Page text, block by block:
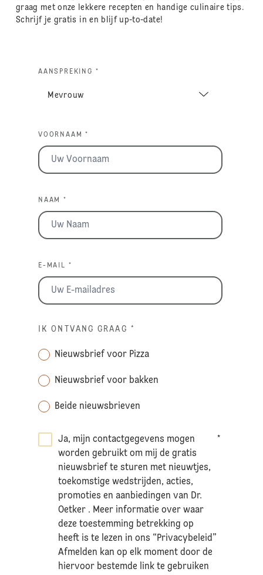
graag met onze lekkere recepten en handige culinaire tips.
Schrijf je gratis in en blijf up-to-date!
AANSPREKING *
VOORNAAM *
NAAM *
E-MAIL *
IK ONTVANG GRAAG *
Nieuwsbrief voor Pizza
Nieuwsbrief voor bakken
Beide nieuwsbrieven
Ja, mijn contactgegevens mogen
worden gebruikt om mij de gratis
nieuwsbrief te sturen met nieuwtjes,
toekomstige wedstrijden, acties,
promoties en aanbiedingen van Dr.
Oetker . Meer informatie over waar
deze toestemming betrekking op
heeft is te lezen in ons “Privacybeleid”
Afmelden kan op elk moment door de
hiervoor bestemde link te gebruiken
*